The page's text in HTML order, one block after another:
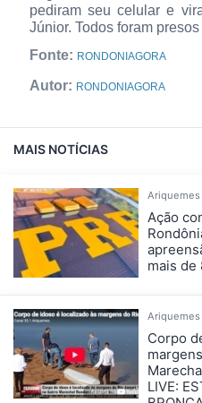
pediram seu celular e
Júnior. Todos foram
Fonte: RONDONIAGORA
Autor: RONDONIAGORA
MAIS NOTÍCIAS
Ação
mais de
Corpo
LIVE: